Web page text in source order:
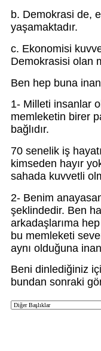
b. Demokrasi de,
yaşamaktadır.
c. Ekonomisi
Demokrasisi olan
Ben hep buna
1- Milleti insanlar
memleketin birer
bağlıdır.
70 senelik iş
kimseden hayır
sahada kuvvetli
2- Benim
şeklindedir. Ben
arkadaşlarıma
bu memleketi
aynı olduğuna
Beni dinlediğiniz
bundan sonraki